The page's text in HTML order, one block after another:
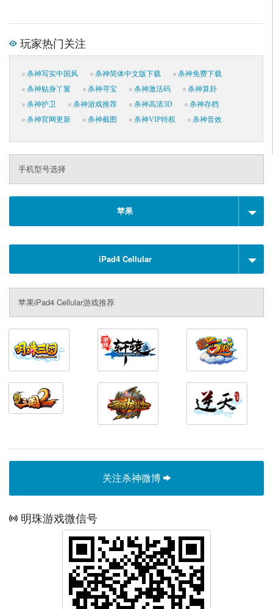
玩家热门关注
杀神写实中国风 杀神简体中文版下载
杀神免费下载
杀神贴身丫鬟
杀神寻宝 杀神激活码
杀神算卦
杀神护卫
杀神游戏推荐 杀神高清3D
杀神存档
杀神官网更新
杀神截图 杀神VIP特权 杀神音效
手机型号选择
苹果
iPad4 Cellular
苹果iPad4 Cellular游戏推荐
关注杀神微博
明珠游戏微信号